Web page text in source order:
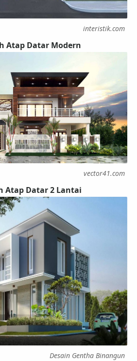
interistik.com
Atap Datar Modern
vector41.com
Atap Datar 2 Lantai
Desain Gentha Binangun